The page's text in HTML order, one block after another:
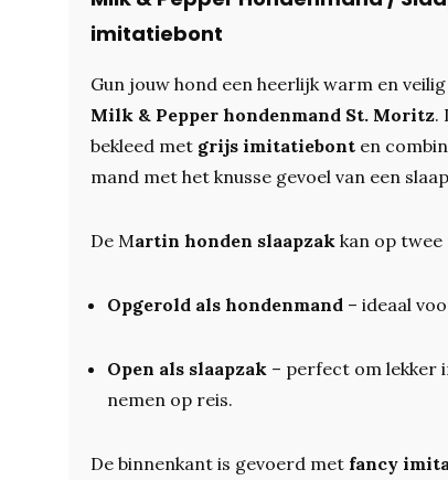
imitatiebont
Gun jouw hond een heerlijk warm en
Milk & Pepper hondenmand St. Moritz.
bekleed met grijs imitatiebont en
mand met het knusse gevoel van een
De Martin honden slaapzak kan op
Opgerold als hondenmand – ideaal
Open als slaapzak – perfect om lekker
nemen op reis.
De binnenkant is gevoerd met fancy